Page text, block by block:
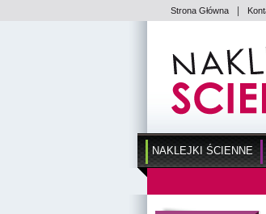
Strona Główna
NAKLEJKI ŚCIENNE